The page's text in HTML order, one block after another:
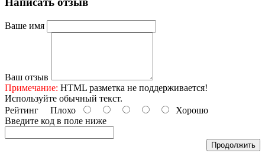
Ваше имя
Ваш отзыв
Примечание: HTML разметка не поддерживается!
Используйте обычный текст.
Рейтинг Плохо
Хорошо
Введите код в поле ниже
Продолжить